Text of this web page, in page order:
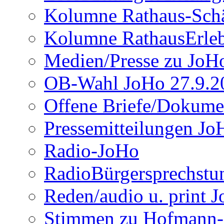
Kolumne Rathaus-
Kolumne
Medien/Presse zu
OB-Wahl JoHo
Offene Briefe/
Pressemitteilungen
Radio-JoHo
Reden/audio u. print
Stimmen zu